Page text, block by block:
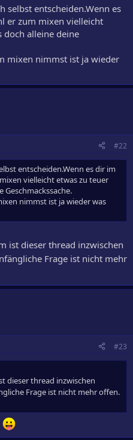
selbst entscheiden.Wenn es
er zum mixen vielleicht
doch alleine deine
mixen nimmst ist ja wieder
#22
entscheiden.Wenn es dir im
vielleicht etwas zu teuer
Geschmackssache.
nimmst ist ja wieder was
ist dieser thread inzwischen
Frage ist nicht mehr
#23
dieser thread inzwischen
Frage ist nicht mehr offen.